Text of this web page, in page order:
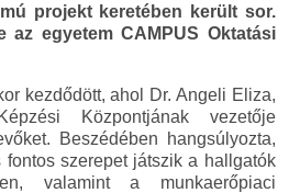
projekt keretében került sor.
az egyetem CAMPUS Oktatási
kezdődött, ahol Dr. Angeli Eliza,
Központjának vezetője
Beszédében hangsúlyozta,
szerepet játszik a hallgatók
valamint a munkaerőpiaci